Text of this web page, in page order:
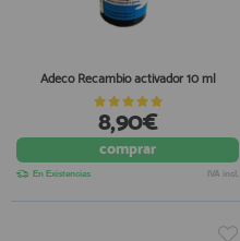
Adeco Recambio activador 10 ml
8,90€
comprar
En Existencias IVA incl.